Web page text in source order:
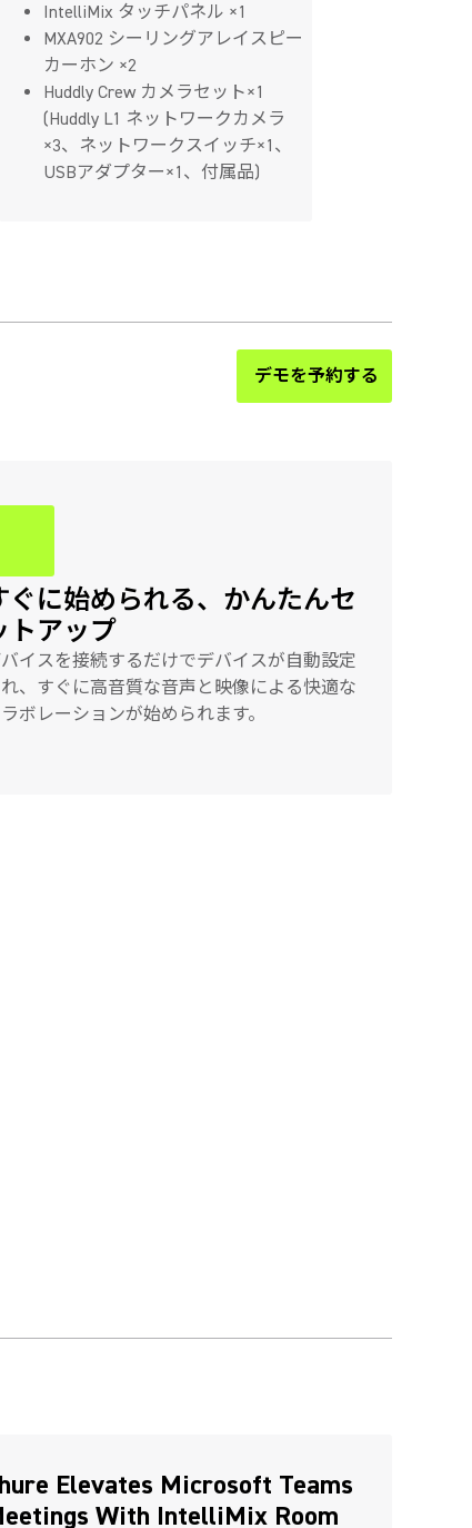
IntelliMix タッチパネル ×1
MXA902 シーリングアレイスピー
カーホン ×2
Huddly Crew カメラセット×1
(Huddly L1 ネットワークカメラ
×3、ネットワークスイッチ×1、
USBアダプター×1、付属品)
デモを予約する
ぐに始められる、かんたんセ
トアップ
イスを接続するだけでデバイスが自動設定
、すぐに高音質な音声と映像による快適な
ボレーションが始められます。
Elevates Microsoft Teams
With IntelliMix Room